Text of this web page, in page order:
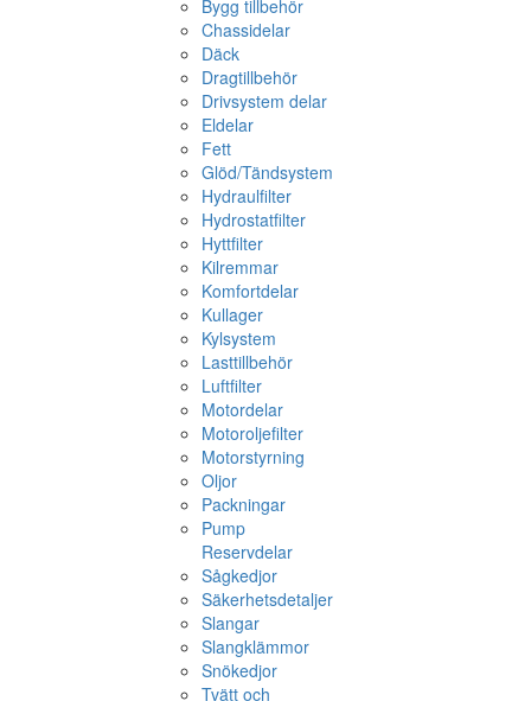
Bygg tillbehör
Chassidelar
Däck
Dragtillbehör
Drivsystem delar
Eldelar
Fett
Glöd/Tändsystem
Hydraulfilter
Hydrostatfilter
Hyttfilter
Kilremmar
Komfortdelar
Kullager
Kylsystem
Lasttillbehör
Luftfilter
Motordelar
Motoroljefilter
Motorstyrning
Oljor
Packningar
Pump
Reservdelar
Sågkedjor
Säkerhetsdetaljer
Slangar
Slangklämmor
Snökedjor
Tvätt och